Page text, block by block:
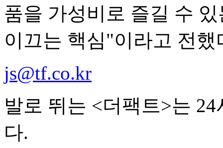
품을 가성비로 즐길 수
이끄는 핵심"이라고 전했
js@tf.co.kr
발로 뛰는 <더팩트>는
다.